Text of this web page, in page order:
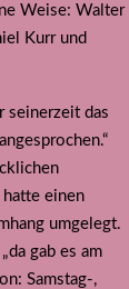
Weise: Walter
Kurr und
seinerzeit das
einen
umgelegt.
gab es am
Samstag-,